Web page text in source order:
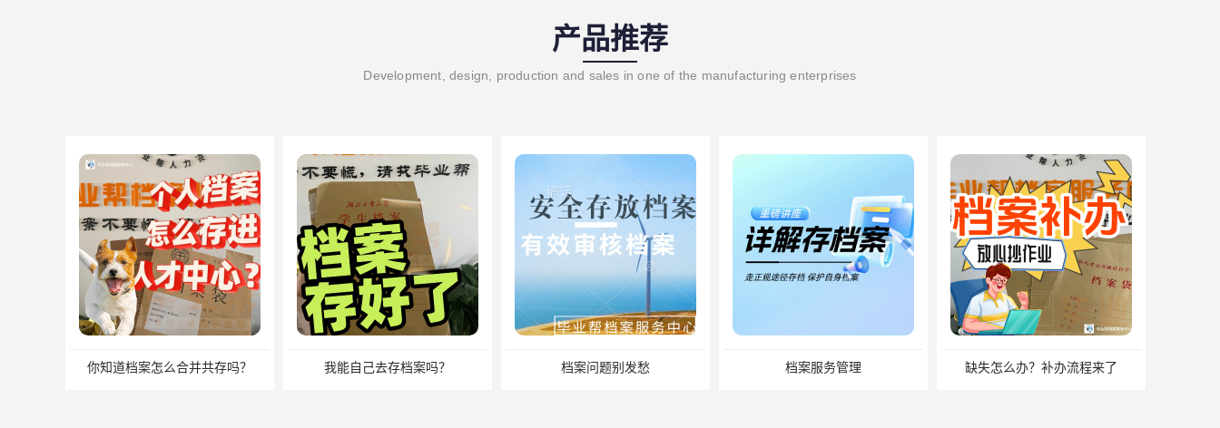
产品推荐
Development, design, production and sales in one of the manufacturing enterprises
你知道档案怎么合并共存吗？ 我能自己去存档案吗？ 档案问题别发愁 档案服务管理 缺失怎么办？补办流程来了